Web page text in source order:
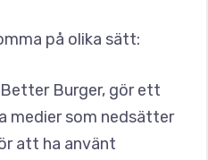
på olika sätt:
Burger, gör ett
medier som nedsätter
att ha använt